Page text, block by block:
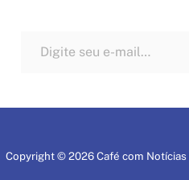
Copyright © 2026 Café com